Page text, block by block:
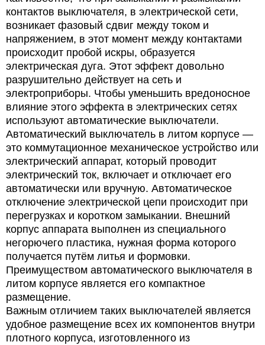
контактов выключателя, в электрической сети,
возникает фазовый сдвиг между током и
напряжением, в этот момент между контактами
происходит пробой искры, образуется
электрическая дуга. Этот эффект довольно
разрушительно действует на сеть и
электроприборы. Чтобы уменьшить вредоносное
влияние этого эффекта в электрических сетях
используют автоматические выключатели.
Автоматический выключатель в литом корпусе —
это коммутационное механическое устройство или
электрический аппарат, который проводит
электрический ток, включает и отключает его
автоматически или вручную. Автоматическое
отключение электрической цепи происходит при
перегрузках и коротком замыкании. Внешний
корпус аппарата выполнен из специального
негорючего пластика, нужная форма которого
получается путём литья и формовки.
Преимуществом автоматического выключателя в
литом корпусе является его компактное
размещение.
Важным отличием таких выключателей является
удобное размещение всех их компонентов внутри
плотного корпуса, изготовленного из